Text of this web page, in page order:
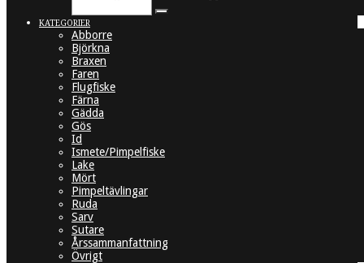
KATEGORIER
Abborre
Björkna
Braxen
Faren
Flugfiske
Färna
Gädda
Gös
Id
Ismete/Pimpelfiske
Lake
Mört
Pimpeltävlingar
Ruda
Sarv
Sutare
Årssammanfattning
Övrigt